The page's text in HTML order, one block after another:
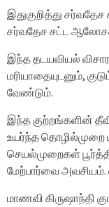
இதுகுறித்து
சர்வதேச சட்ட
இந்த தடயவியல்
மரியாதையுடனும்,
வேண்டும்.
இந்த குற்றங்களின்
உயர்ந்த
செயல்முறைகள்
மேற்பார்வை அவசியம்.
மாணவி கிருஷாந்தி